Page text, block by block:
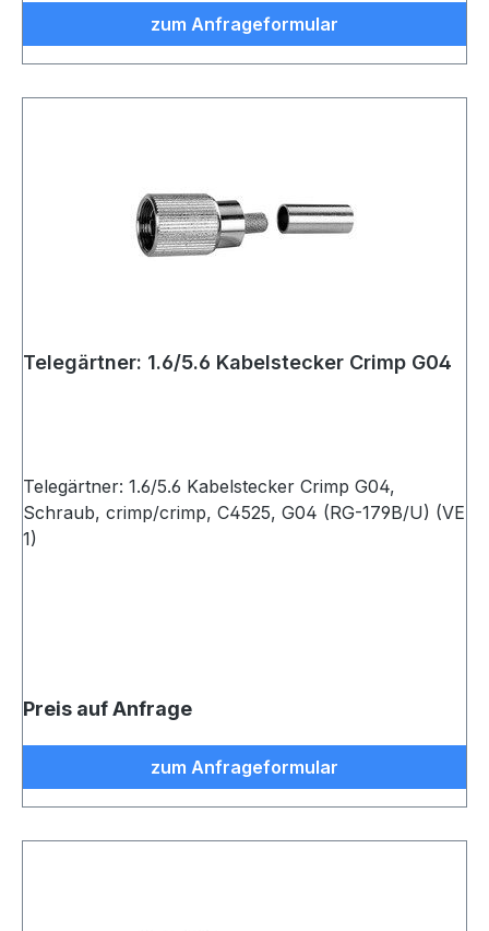
zum Anfrageformular
Telegärtner: 1.6/5.6 Kabelstecker Crimp G04
Telegärtner: 1.6/5.6 Kabelstecker Crimp G04,
Schraub, crimp/crimp, C4525, G04 (RG-179B/U) (VE
1)
Preis auf Anfrage
zum Anfrageformular